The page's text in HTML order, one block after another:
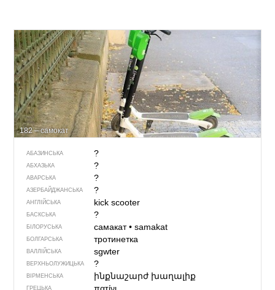
182 – самокат
АБАЗИНСЬКА ?
АБХАЗЬКА ?
АВАРСЬКА ?
АЗЕРБАЙДЖАНСЬКА ?
АНГЛІЙСЬКА kick scooter
БАСКСЬКА ?
БІЛОРУСЬКА самакат• samakat
БОЛГАРСЬКА тротинетка
ВАЛЛІЙСЬКА sgwter
ВЕРХНЬОЛУЖИЦЬКА ?
ВІРМЕНСЬКА ինքնաշարժ խաղալիք
ГРЕЦЬКА